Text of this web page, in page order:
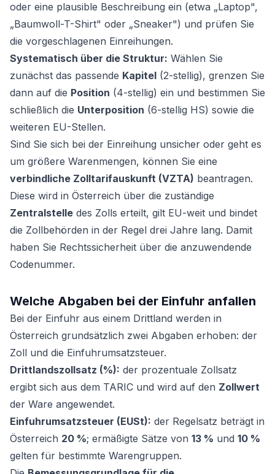
oder eine plausible Beschreibung ein (etwa „Laptop",
„Baumwoll-T-Shirt" oder „Sneaker") und prüfen Sie
die vorgeschlagenen Einreihungen.
Systematisch über die Struktur: Wählen Sie
zunächst das passende Kapitel (2-stellig), grenzen Sie
dann auf die Position (4-stellig) ein und bestimmen Sie
schließlich die Unterposition (6-stellig HS) sowie die
weiteren EU-Stellen.
Sind Sie sich bei der Einreihung unsicher oder geht es
um größere Warenmengen, können Sie eine
verbindliche Zolltarifauskunft (VZTA) beantragen.
Diese wird in Österreich über die zuständige
Zentralstelle des Zolls erteilt, gilt EU-weit und bindet
die Zollbehörden in der Regel drei Jahre lang. Damit
haben Sie Rechtssicherheit über die anzuwendende
Codenummer.
Welche Abgaben bei der Einfuhr anfallen
Bei der Einfuhr aus einem Drittland werden in
Österreich grundsätzlich zwei Abgaben erhoben: der
Zoll und die Einfuhrumsatzsteuer.
Drittlandszollsatz (%): der prozentuale Zollsatz
ergibt sich aus dem TARIC und wird auf den Zollwert
der Ware angewendet.
Einfuhrumsatzsteuer (EUSt): der Regelsatz beträgt in
Österreich 20 %; ermäßigte Sätze von 13 % und 10 %
gelten für bestimmte Warengruppen.